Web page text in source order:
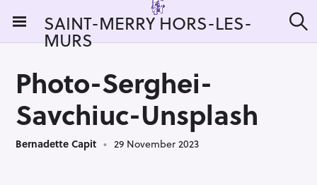
i
SAINT-MERRY HORS-LES-
MURS e
Photo-Serghei-
Savchiuc-Unsplash
Bernadette Capit 29 November 2023